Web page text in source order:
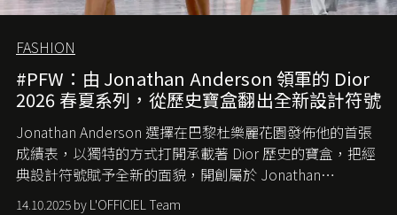
FASHION
#PFW：由 Jonathan Anderson 領軍的 Dior
2026 春夏系列，從歷史寶盒翻出全新設計符號
Jonathan Anderson 選擇在巴黎杜樂麗花園發佈他的首張
成績表，以獨特的方式打開承載著 Dior 歷史的寶盒，把經
典設計符號賦予全新的面貌，開創屬於 Jonathan
Anderson 的 Dior 時代。
14.10.2025 by L'OFFICIEL Team